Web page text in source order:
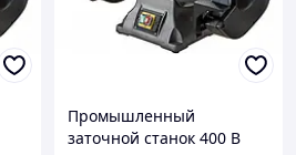
Промышленный
заточной станок 400 В